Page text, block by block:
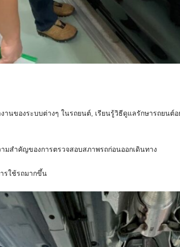
านของระบบต่างๆ ในรถยนต์, เรียนรู้วิธีดูแลรักษารถยนต์
มสำคัญของการตรวจสอบสภาพรถก่อนออกเดินทาง
รใช้รถมากขึ้น